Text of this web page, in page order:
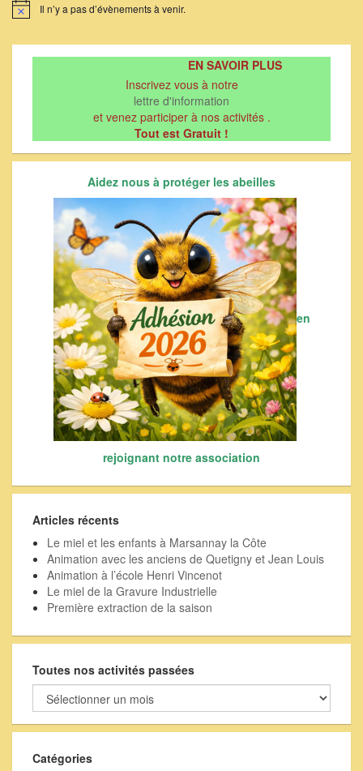
Notice Il n’y a pas d’évènements à venir.
EN SAVOIR PLUS
Inscrivez vous à notre
lettre d'information
et venez participer à nos activités .
Tout est Gratuit !
Aidez nous à protéger les abeilles
en
rejoignant notre association
Articles récents
Le miel et les enfants à Marsannay la Côte
Animation avec les anciens de Quetigny et Jean Louis
Animation à l’école Henri Vincenot
Le miel de la Gravure Industrielle
Première extraction de la saison
Toutes nos activités passées
Toutes
nos
activités
Catégories